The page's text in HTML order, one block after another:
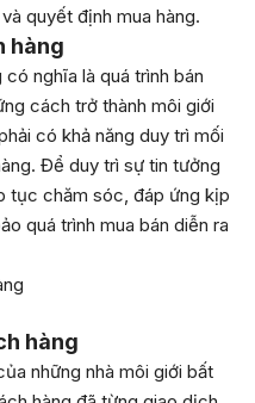
quyết định mua hàng.
hàng
nghĩa là quá trình bán
cách trở thành môi giới
có khả năng duy trì mối
Để duy trì sự tin tưởng
tục chăm sóc, đáp ứng kịp
quá trình mua bán diễn ra
hàng
những nhà môi giới bất